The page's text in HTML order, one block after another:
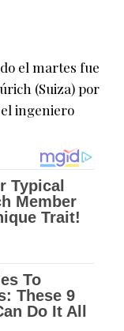
el martes fue
(Suiza) por
ingeniero